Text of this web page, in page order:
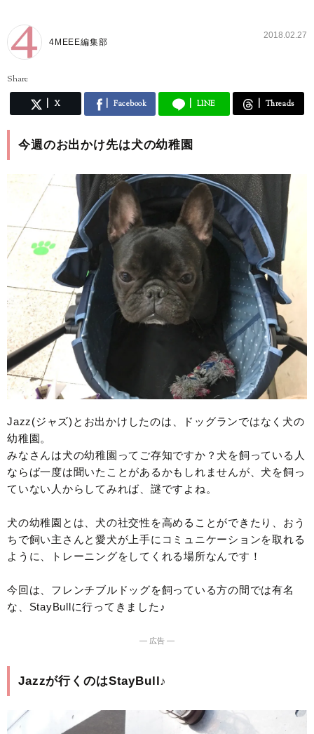
4MEEE編集部
2018.02.27
Share
X Facebook LINE Threads
今週のお出かけ先は犬の幼稚園
Jazz(ジャズ)とお出かけしたのは、ドッグランではなく犬の
幼稚園。
みなさんは犬の幼稚園ってご存知ですか？犬を飼っている人
ならば一度は聞いたことがあるかもしれませんが、犬を飼っ
ていない人からしてみれば、謎ですよね。
犬の幼稚園とは、犬の社交性を高めることができたり、おう
ちで飼い主さんと愛犬が上手にコミュニケーションを取れる
ように、トレーニングをしてくれる場所なんです！
今回は、フレンチブルドッグを飼っている方の間では有名
な、StayBullに行ってきました♪
― 広告 ―
Jazzが行くのはStayBull♪